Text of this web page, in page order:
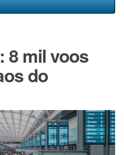
8 mil voos
do